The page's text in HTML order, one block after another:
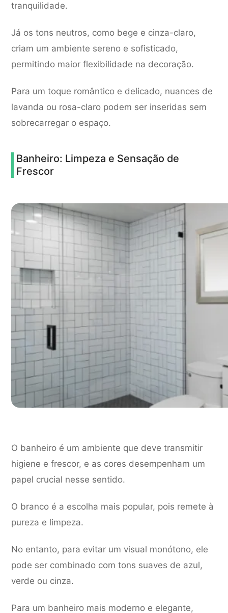
tranquilidade.
Já os tons neutros, como bege e cinza-claro,
criam um ambiente sereno e sofisticado,
permitindo maior flexibilidade na decoração.
Para um toque romântico e delicado, nuances de
lavanda ou rosa-claro podem ser inseridas sem
sobrecarregar o espaço.
Banheiro: Limpeza e Sensação de
Frescor
O banheiro é um ambiente que deve transmitir
higiene e frescor, e as cores desempenham um
papel crucial nesse sentido.
O branco é a escolha mais popular, pois remete à
pureza e limpeza.
No entanto, para evitar um visual monótono, ele
pode ser combinado com tons suaves de azul,
verde ou cinza.
Para um banheiro mais moderno e elegante,